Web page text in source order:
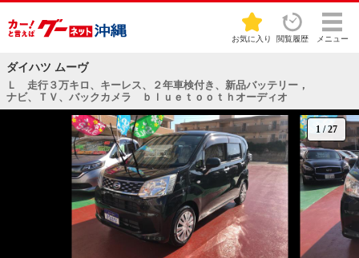
お気に入り 閲覧履歴 メニュー
ダイハツ ムーヴ
Ｌ 走行３万キロ、キーレス、２年車検付き、新品バッテリー，
ナビ、ＴＶ、バックカメラ ｂｌｕｅｔｏｏｔｈオーディオ
1 /27